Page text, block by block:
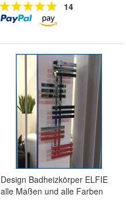
14
Design Badheizkörper ELFIE
alle Maßen und alle Farben